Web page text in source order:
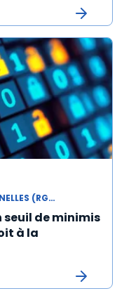
PROTECTION DES DONNÉES PERSONNELLES (RGPD)
de minimis
à la